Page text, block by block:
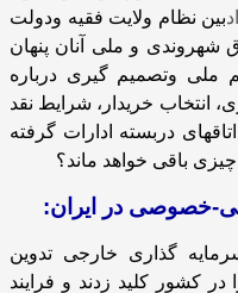
بین نظام ولایت فقیه ودولت
شهروندی و ملی آنان پنهان
ملی وتصمیم گیری درباره
انتخاب خریدار، شرایط نقد
دربسته ادارات گرفته
باقی خواهد ماند؟
خصوصی در ایران:
گذاری خارجی تدوین
کشور کلید زدند و فرایند